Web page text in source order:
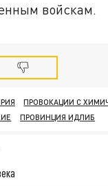
войскам.
ПРОВОКАЦИИ С
ПРОВИНЦИЯ ИДЛИБ